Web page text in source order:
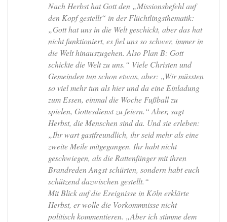
Nach Herbst hat Gott den „Missionsbefehl auf
den Kopf gestellt“ in der Flüchtlingsthematik:
„Gott hat uns in die Welt geschickt, aber das hat
nicht funktioniert, es fiel uns so schwer, immer in
die Welt hinauszugehen. Also Plan B: Gott
schickte die Welt zu uns.“ Viele Christen und
Gemeinden tun schon etwas, aber: „Wir müssten
so viel mehr tun als hier und da eine Einladung
zum Essen, einmal die Woche Fußball zu
spielen, Gottesdienst zu feiern.“ Aber, sagt
Herbst, die Menschen sind da. Und sie erleben:
„Ihr wart gastfreundlich, ihr seid mehr als eine
zweite Meile mitgegangen. Ihr habt nicht
geschwiegen, als die Rattenfänger mit ihren
Brandreden Angst schürten, sondern habt euch
schützend dazwischen gestellt.“
Mit Blick auf die Ereignisse in Köln erklärte
Herbst, er wolle die Vorkommnisse nicht
politisch kommentieren. „Aber ich stimme dem